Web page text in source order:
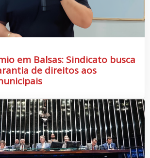
em Balsas: Sindicato busca
de direitos aos